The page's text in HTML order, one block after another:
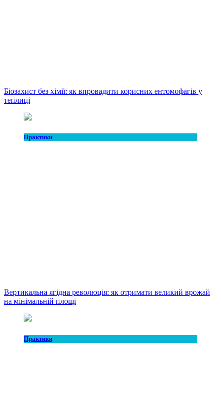
Біозахист без хімії: як впровадити корисних ентомофагів у
теплиці
Практики
Вертикальна ягідна революція: як отримати великий врожай
на мінімальній площі
Практики